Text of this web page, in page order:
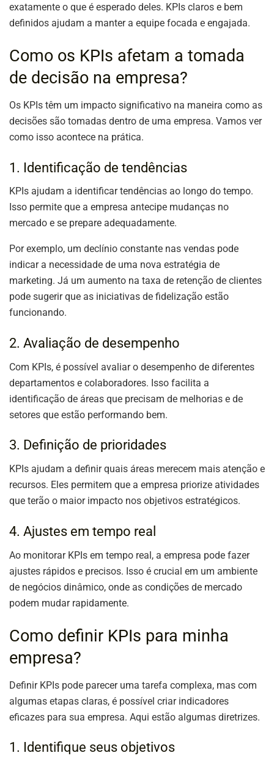
exatamente o que é esperado deles. KPIs claros e bem
definidos ajudam a manter a equipe focada e engajada.
Como os KPIs afetam a tomada
de decisão na empresa?
Os KPIs têm um impacto significativo na maneira como as
decisões são tomadas dentro de uma empresa. Vamos ver
como isso acontece na prática.
1. Identificação de tendências
KPIs ajudam a identificar tendências ao longo do tempo.
Isso permite que a empresa antecipe mudanças no
mercado e se prepare adequadamente.
Por exemplo, um declínio constante nas vendas pode
indicar a necessidade de uma nova estratégia de
marketing. Já um aumento na taxa de retenção de clientes
pode sugerir que as iniciativas de fidelização estão
funcionando.
2. Avaliação de desempenho
Com KPIs, é possível avaliar o desempenho de diferentes
departamentos e colaboradores. Isso facilita a
identificação de áreas que precisam de melhorias e de
setores que estão performando bem.
3. Definição de prioridades
KPIs ajudam a definir quais áreas merecem mais atenção e
recursos. Eles permitem que a empresa priorize atividades
que terão o maior impacto nos objetivos estratégicos.
4. Ajustes em tempo real
Ao monitorar KPIs em tempo real, a empresa pode fazer
ajustes rápidos e precisos. Isso é crucial em um ambiente
de negócios dinâmico, onde as condições de mercado
podem mudar rapidamente.
Como definir KPIs para minha
empresa?
Definir KPIs pode parecer uma tarefa complexa, mas com
algumas etapas claras, é possível criar indicadores
eficazes para sua empresa. Aqui estão algumas diretrizes.
1. Identifique seus objetivos